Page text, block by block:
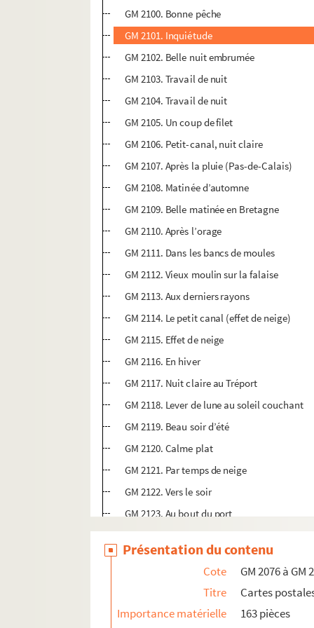
GM 2100. Bonne pêche
GM 2101. Inquiétude
GM 2102. Belle nuit embrumée
GM 2103. Travail de nuit
GM 2104. Travail de nuit
GM 2105. Un coup de filet
GM 2106. Petit-canal, nuit claire
GM 2107. Après la pluie (Pas-de-Calais)
GM 2108. Matinée d’automne
GM 2109. Belle matinée en Bretagne
GM 2110. Après l’orage
GM 2111. Dans les bancs de moules
GM 2112. Vieux moulin sur la falaise
GM 2113. Aux derniers rayons
GM 2114. Le petit canal (effet de neige)
GM 2115. Effet de neige
GM 2116. En hiver
GM 2117. Nuit claire au Tréport
GM 2118. Lever de lune au soleil couchant
GM 2119. Beau soir d’été
GM 2120. Calme plat
GM 2121. Par temps de neige
GM 2122. Vers le soir
GM 2123. Au bout du port
GM 2124. La cale
GM 2125. Un coup de filet
GM 2126. Le cabestan
GM 2127. Par temps de neige
GM 2128. Le village sous la neige
Présentation du contenu
Cote
GM 2076 à GM
Titre
Cartes
Importance matérielle
163 pièces